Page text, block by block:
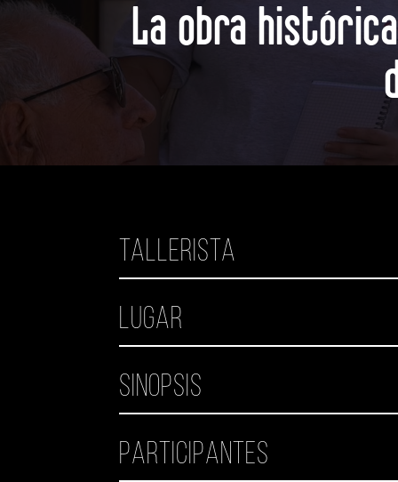
La obra
Tallerista
Lugar
Sinopsis
Participantes